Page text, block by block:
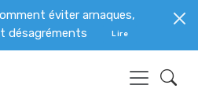
éviter arnaques,
désagréments
Lire